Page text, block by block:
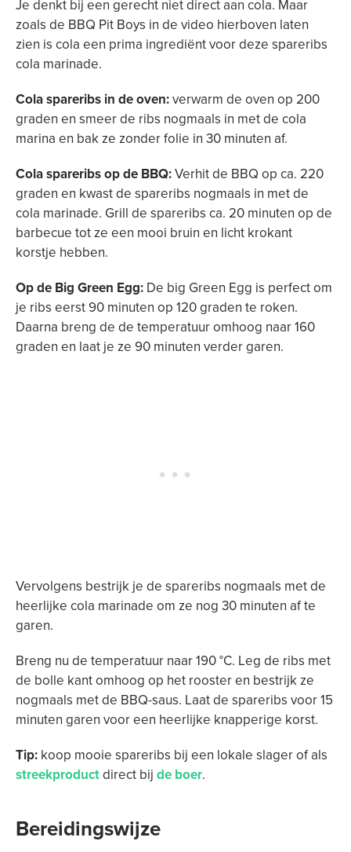
Je denkt bij een gerecht niet direct aan cola. Maar
zoals de BBQ Pit Boys in de video hierboven laten
zien is cola een prima ingrediënt voor deze spareribs
cola marinade.
Cola spareribs in de oven:verwarm de oven op 200
graden en smeer de ribs nogmaals in met de cola
marina en bak ze zonder folie in 30 minuten af.
Cola spareribs op de BBQ:Verhit de BBQ op ca. 220
graden en kwast de spareribs nogmaals in met de
cola marinade. Grill de spareribs ca. 20 minuten op de
barbecue tot ze een mooi bruin en licht krokant
korstje hebben.
Op de Big Green Egg: De big Green Egg is perfect om
je ribs eerst 90 minuten op 120 graden te roken.
Daarna breng de de temperatuur omhoog naar 160
graden en laat je ze 90 minuten verder garen.
Vervolgens bestrijk je de spareribs nogmaals met de
heerlijke cola marinade om ze nog 30 minuten af te
garen.
Breng nu de temperatuur naar 190 °C. Leg de ribs met
de bolle kant omhoog op het rooster en bestrijk ze
nogmaals met de BBQ-saus. Laat de spareribs voor 15
minuten garen voor een heerlijke knapperige korst.
Tip: koop mooie spareribs bij een lokale slager of als
streekproductdirect bij de boer.
Bereidingswijze